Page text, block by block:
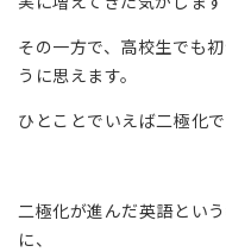
その一方で、高校生でも
うに思えます。
ひとことでいえば二極化で
二極化が進んだ英語とい
に、